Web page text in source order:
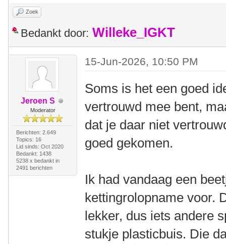
Zoek
Bedankt door: Willeke_IGKT
Jeroen S
Moderator
Berichten: 2.649
Topics: 16
Lid sinds: Oct 2020
Bedankt: 1438
5238 x bedankt in
2491 berichten
15-Jun-2026, 10:50 PM
Soms is het een goed
vertrouwd mee bent,
dat je daar niet
goed gekomen.
Ik had vandaag een
kettingrolopname voor.
lekker, dus iets andere
stukje plasticbuis. Die